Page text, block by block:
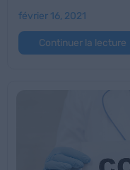
février 16, 2021
Continuer la lecture